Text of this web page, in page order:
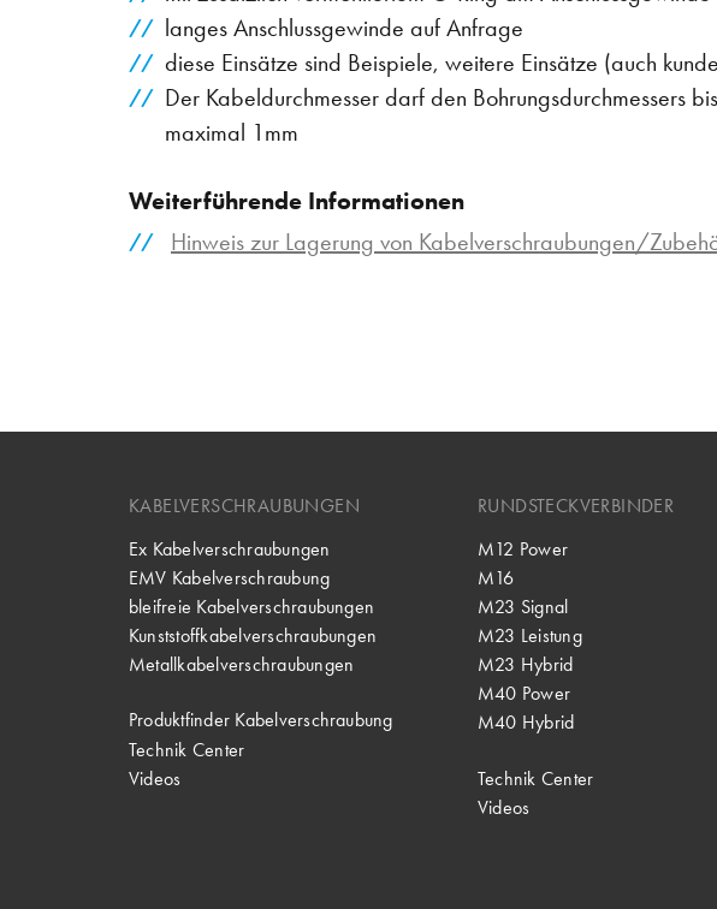
langes Anschlussgewinde auf Anfrage
diese Einsätze sind Beispiele, weitere Einsätze (auch
Der Kabeldurchmesser darf den Bohrungsdurchmessers
maximal 1mm
Weiterführende Informationen
Hinweis zur Lagerung von Kabelverschraubungen/
KABELVERSCHRAUBUNGEN
Ex Kabelverschraubungen
EMV Kabelverschraubung
bleifreie Kabelverschraubungen
Kunststoffkabelverschraubungen
Metallkabelverschraubungen
Produktfinder Kabelverschraubung
Technik Center
Videos
RUNDSTECKVERBINDER
M12 Power
M16
M23 Signal
M23 Leistung
M23 Hybrid
M40 Power
M40 Hybrid
Technik Center
Videos